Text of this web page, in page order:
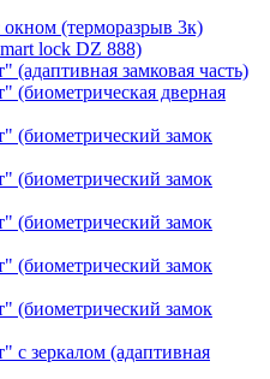
(терморазрыв 3к)
lock DZ 888)
(адаптивная замковая часть)
(биометрическая дверная
(биометрический замок
(биометрический замок
(биометрический замок
(биометрический замок
(биометрический замок
с зеркалом (адаптивная